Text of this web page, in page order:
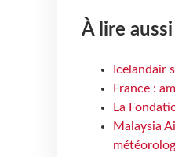
À lire aussi
Icelandair
France :
La
Malaysia